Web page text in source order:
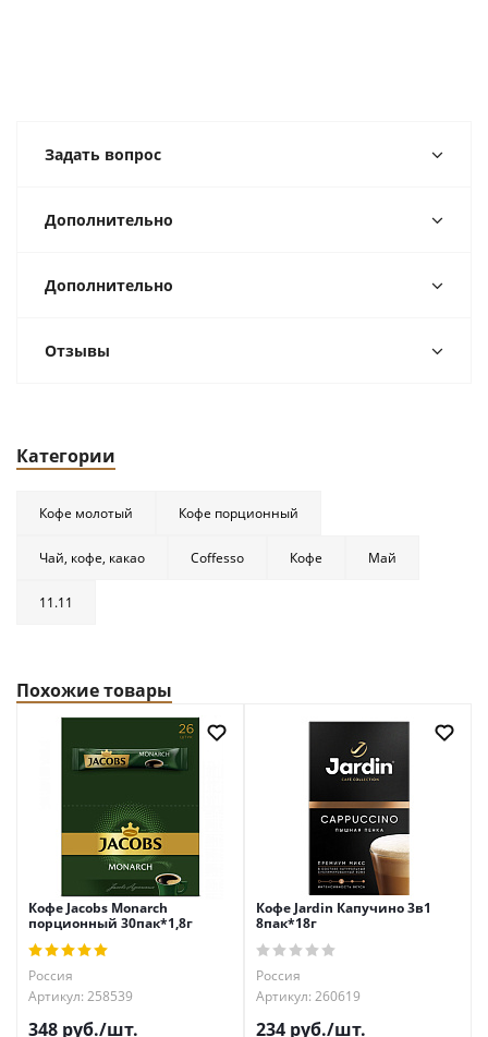
Задать вопрос
Дополнительно
Дополнительно
Отзывы
Категории
Кофе молотый Кофе порционный
Чай, кофе, какао Coffesso Кофе Май
11.11
Похожие товары
Кофе Jacobs Monarch
порционный 30пак*1,8г
Россия
Артикул: 258539
348 руб./шт.
Кофе Jardin Капучино 3в1
8пак*18г
Россия
Артикул: 260619
234 руб./шт.